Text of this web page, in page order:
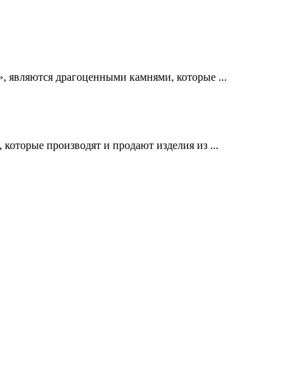
являются драгоценными камнями, которые ...
производят и продают изделия из ...